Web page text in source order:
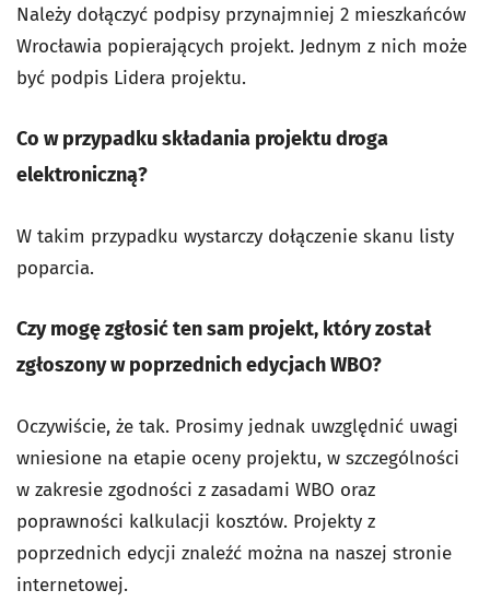
Należy dołączyć podpisy przynajmniej 2 mieszkańców
Wrocławia popierających projekt. Jednym z nich może
być podpis Lidera projektu.
Co w przypadku składania projektu droga
elektroniczną?
W takim przypadku wystarczy dołączenie skanu listy
poparcia.
Czy mogę zgłosić ten sam projekt, który został
zgłoszony w poprzednich edycjach WBO?
Oczywiście, że tak. Prosimy jednak uwzględnić uwagi
wniesione na etapie oceny projektu, w szczególności
w zakresie zgodności z zasadami WBO oraz
poprawności kalkulacji kosztów. Projekty z
poprzednich edycji znaleźć można na naszej stronie
internetowej.